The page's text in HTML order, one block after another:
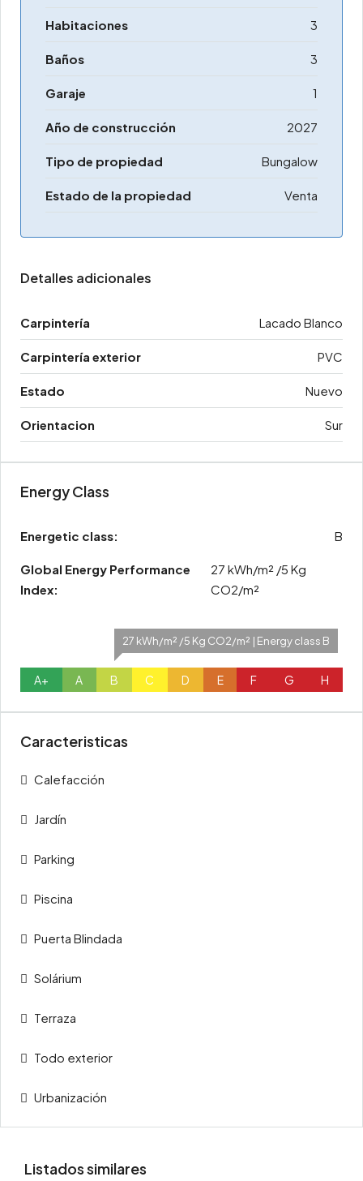
Habitaciones 3
Baños 3
Garaje 1
Año de construcción 2027
Tipo de propiedad Bungalow
Estado de la propiedad Venta
Detalles adicionales
Carpintería Lacado Blanco
Carpintería exterior PVC
Estado Nuevo
Orientacion Sur
Energy Class
Energetic class: B
Global Energy Performance
Index:
27 kWh/m² /5 Kg
CO2/m²
A+ A
27 kWh/m² /5 Kg CO2/m² | Energy class B
B C D E F G H
Caracteristicas
Calefacción
Jardín
Parking
Piscina
Puerta Blindada
Solárium
Terraza
Todo exterior
Urbanización
Listados similares